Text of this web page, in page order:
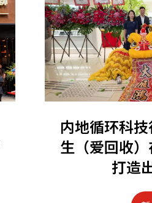
内地循环科
生（爱回收
打造